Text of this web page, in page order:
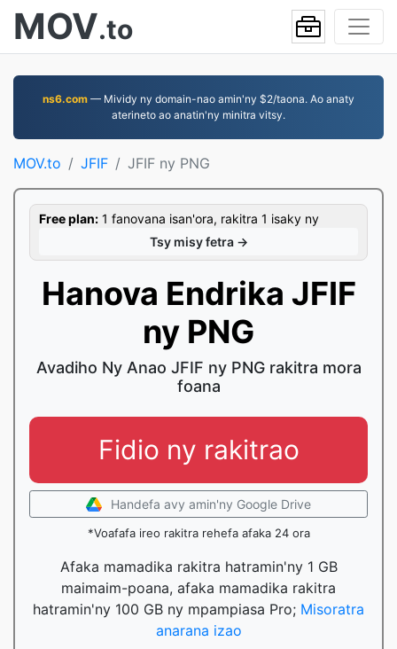
MOV.to
ns6.com — Mividy ny domain-nao amin'ny $2/taona. Ao anaty
aterineto ao anatin'ny minitra vitsy.
MOV.to JFIF JFIF ny PNG
Free plan: 1 fanovana isan'ora, rakitra 1 isaky ny
Tsy misy fetra →
Hanova Endrika JFIF
ny PNG
Avadiho Ny Anao JFIF ny PNG rakitra mora
foana
Fidio ny rakitrao
Handefa avy amin'ny Google Drive
*Voafafa ireo rakitra rehefa afaka 24 ora
Afaka mamadika rakitra hatramin'ny 1 GB
maimaim-poana, afaka mamadika rakitra
hatramin'ny 100 GB ny mpampiasa Pro; Misoratra
anarana izao